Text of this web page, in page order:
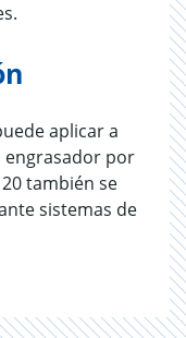
aplicar a
engrasador por
20 también se
sistemas de